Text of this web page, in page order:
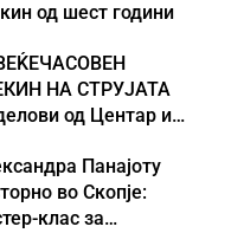
од шест години
НА СТРУЈАТА
од Центар и
Панајоту
во Скопје:
клас за